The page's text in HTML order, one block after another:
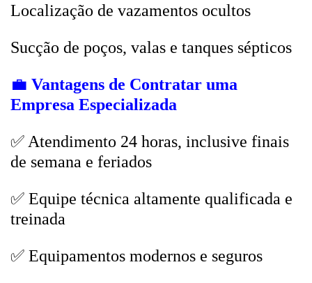
Localização de vazamentos ocultos
Sucção de poços, valas e tanques sépticos
💼 Vantagens de Contratar uma
Empresa Especializada
✅ Atendimento 24 horas, inclusive finais
de semana e feriados
✅ Equipe técnica altamente qualificada e
treinada
✅ Equipamentos modernos e seguros